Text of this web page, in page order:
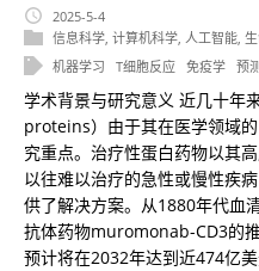
2025-5-4
信息科学 计算机科学 人工智能
机器学习
T细胞反应 免疫学 预
学术背景与研究意义 近几十
proteins）由于其在医学领域
究重点。治疗性蛋白药物以其
以往难以治疗的急性或慢性疾
供了解决方案。从1880年代血
抗体药物muromonab-CD3的
预计将在2032年达到近474亿